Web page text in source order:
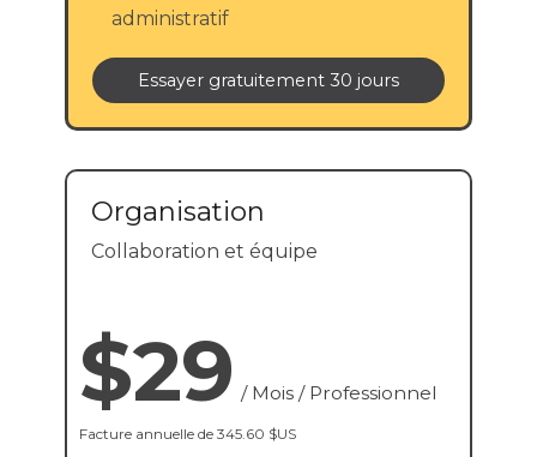
administratif
Essayer gratuitement 30 jours
Organisation
Collaboration et équipe
$29 / Mois / Professionnel
Facture annuelle de 345.60 $US